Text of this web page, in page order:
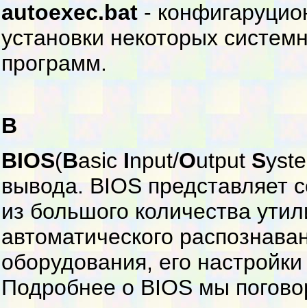
autoexec.bat -
установки некоторых
программ.
B
BIOS(Basic Input/Output S
вывода. BIOS представляет
из большого количества
автоматического
оборудования, его
Подробнее о BIOS мы